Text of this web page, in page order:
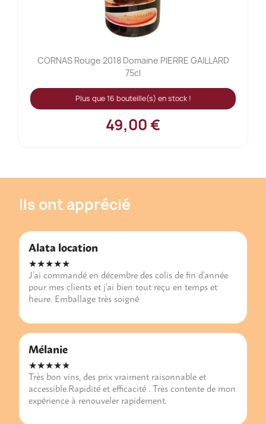
CORNAS Rouge 2018 Domaine PIERRE GAILLARD
75cl
Plus que 16 bouteille(s) en stock !
49,00 €
Ils ont apprécié
Alata location
★★★★★
J’ai commandé en décembre des colis de fin d’année
pour mes clients et j’ai bien tout reçu en temps et
heure. Emballage très soigné
Mélanie
★★★★★
Très bon vins, des prix vraiment raisonnable et
accessible.Rapidité et efficacité . Très contente de mon
expérience à renouveler rapidement.